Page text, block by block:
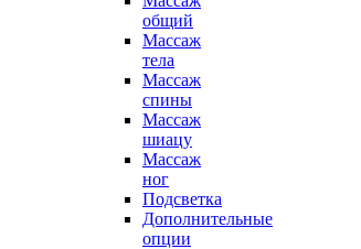
общий
Массаж
тела
Массаж
спины
Массаж
шиацу
Массаж
ног
Подсветка
Дополнительные
опции